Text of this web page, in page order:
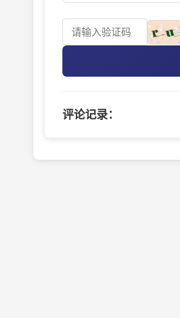
评论记录：